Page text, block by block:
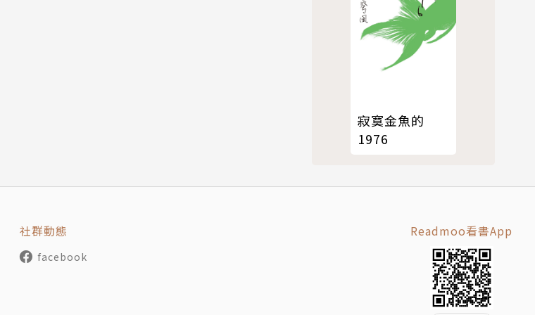
寂寞金魚的
1976
社群動態
facebook
Readmoo看書App